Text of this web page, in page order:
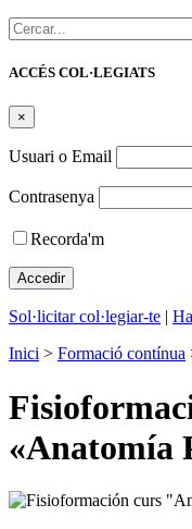
Cercar:
ACCÉS COL·LEGIATS
×
Usuari o Email
Contrasenya
Recorda'm
Sol·licitar col·legiar-te |
Inici > Formació contínua
«Anatomía